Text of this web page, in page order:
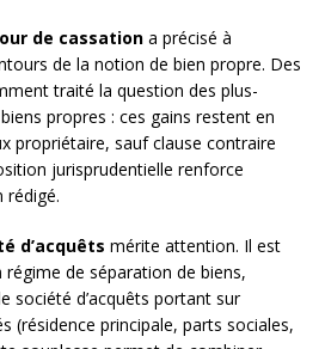
de cassation a précisé à
de la notion de bien propre. Des
traité la question des plus-
propres : ces gains restent en
propriétaire, sauf clause contraire
jurisprudentielle renforce
rédigé.
d’acquêts mérite attention. Il est
de séparation de biens,
société d’acquêts portant sur
(résidence principale, parts sociales,